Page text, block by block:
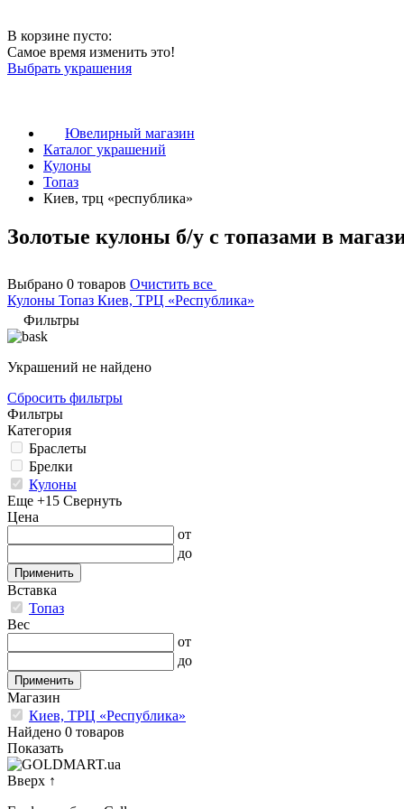
В корзине пусто:
Самое время изменить это!
Выбрать украшения
Ювелирный магазин
Каталог украшений
Кулоны
Топаз
Киев, трц «республика»
Золотые кулоны б/у с топазами в
Выбрано 0 товаров Очистить все
Кулоны Топаз Киев, ТРЦ «Республика»
Фильтры
Украшений не найдено
Сбросить фильтры
Фильтры
Категория
Браслеты
Брелки
Кулоны
Еще +15 Свернуть
Цена
от
до
Применить
Вставка
Топаз
Вес
от
до
Применить
Магазин
Киев, ТРЦ «Республика»
Найдено 0 товаров
Показать
Вверх ↑